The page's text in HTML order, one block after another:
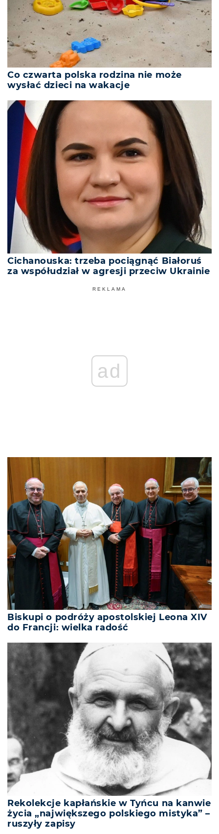
Co czwarta polska rodzina nie może
wysłać dzieci na wakacje
Cichanouska: trzeba pociągnąć Białoruś
za współudział w agresji przeciw Ukrainie
REKLAMA
ad
Biskupi o podróży apostolskiej Leona XIV
do Francji: wielka radość
Rekolekcje kapłańskie w Tyńcu na kanwie
życia „największego polskiego mistyka” –
ruszyły zapisy